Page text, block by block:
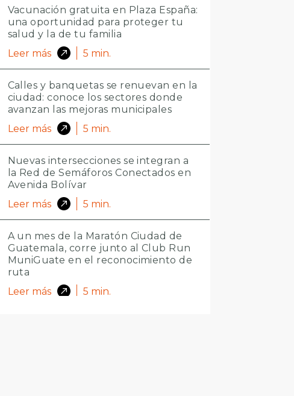
Vacunación gratuita en Plaza España:
una oportunidad para proteger tu
salud y la de tu familia
Leer más
5 min.
Calles y banquetas se renuevan en la
ciudad: conoce los sectores donde
avanzan las mejoras municipales
Leer más
5 min.
Nuevas intersecciones se integran a
la Red de Semáforos Conectados en
Avenida Bolívar
Leer más
5 min.
A un mes de la Maratón Ciudad de
Guatemala, corre junto al Club Run
MuniGuate en el reconocimiento de
ruta
Leer más
5 min.